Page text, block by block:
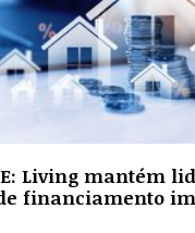
Living mantém
financiamento